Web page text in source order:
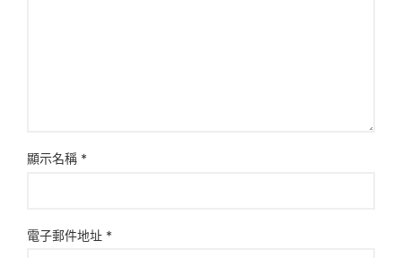
顯示名稱 *
電子郵件地址 *